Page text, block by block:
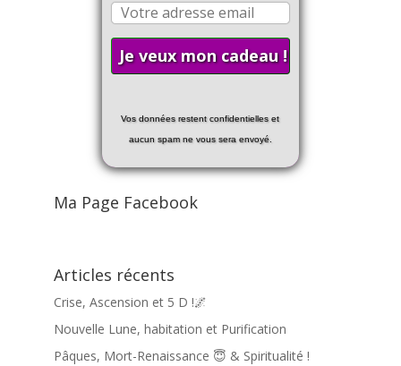
Vos données restent confidentielles et
aucun spam ne vous sera envoyé.
Ma Page Facebook
Articles récents
Crise, Ascension et 5 D !🌌
Nouvelle Lune, habitation et Purification
Pâques, Mort-Renaissance 😇 & Spiritualité !